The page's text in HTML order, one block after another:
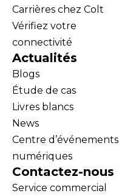
Carrières chez Colt
Vérifiez votre
connectivité
Actualités
Blogs
Étude de cas
Livres blancs
News
Centre d’événements
numériques
Contactez-nous
Service commercial